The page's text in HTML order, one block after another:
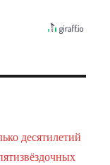
десятилетий